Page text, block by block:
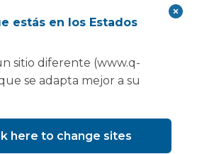
bienestar como la calidad de
paciente. El censo destaca la
el personal quirúrgico
un entorno de
y sostenible.
Solutions ayuda a
problemas proporcionando a
estás en los Estados
sitio diferente (www.q-
se adapta mejor a su
here to change sites